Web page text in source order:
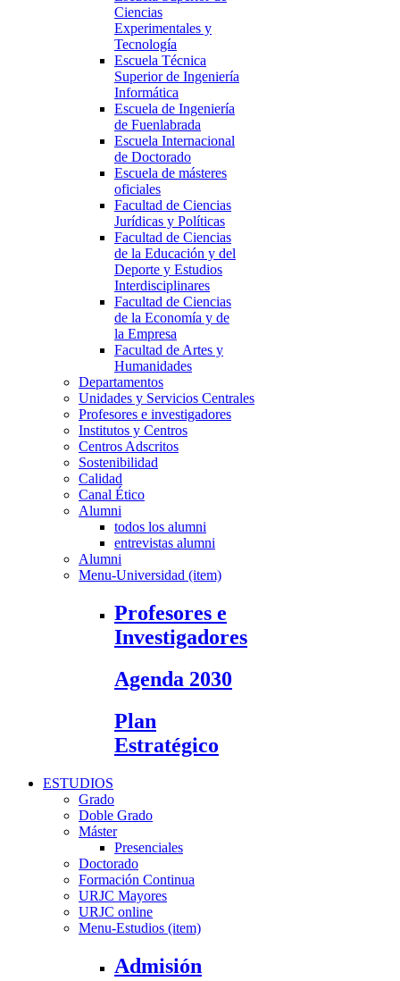
Ciencias
Experimentales y
Tecnología
Escuela Técnica
Superior de Ingeniería
Informática
Escuela de Ingeniería
de Fuenlabrada
Escuela Internacional
de Doctorado
Escuela de másteres
oficiales
Facultad de Ciencias
Jurídicas y Políticas
Facultad de Ciencias
de la Educación y del
Deporte y Estudios
Interdisciplinares
Facultad de Ciencias
de la Economía y de
la Empresa
Facultad de Artes y
Humanidades
Departamentos
Unidades y Servicios Centrales
Profesores e investigadores
Institutos y Centros
Centros Adscritos
Sostenibilidad
Calidad
Canal Ético
Alumni
todos los alumni
entrevistas alumni
Alumni
Menu-Universidad (item)
Profesores e
Investigadores
Agenda 2030
Plan
Estratégico
ESTUDIOS
Grado
Doble Grado
Máster
Presenciales
Doctorado
Formación Continua
URJC Mayores
URJC online
Menu-Estudios (item)
Admisión